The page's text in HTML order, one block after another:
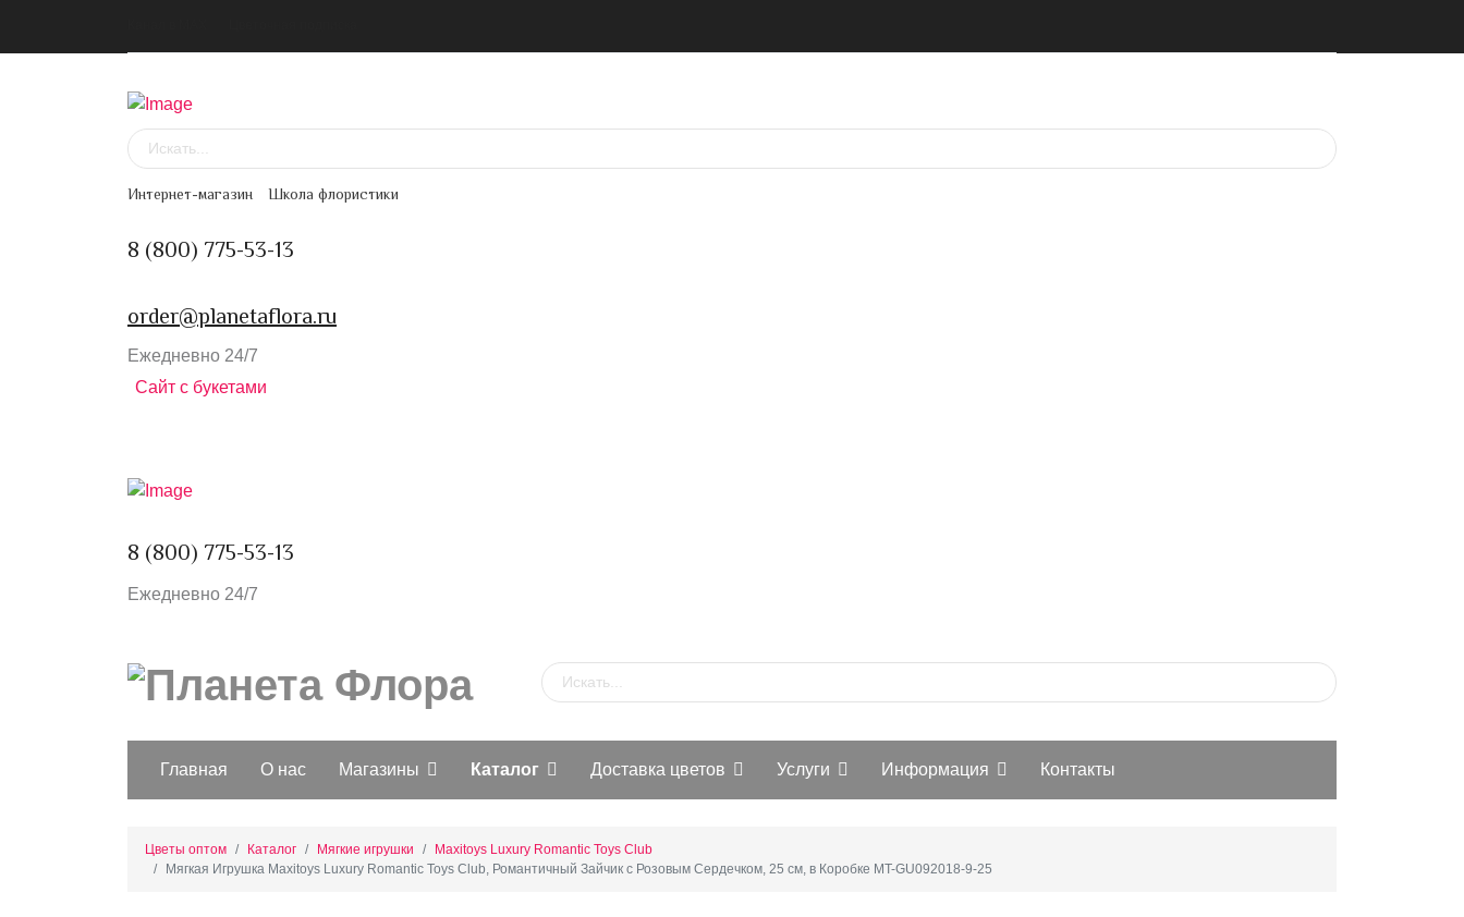
Интернет-магазин Школа флористики
8 (800) 775-53-13
order@planetaflora.ru
Ежедневно 24/7
Сайт с букетами
8 (800) 775-53-13
Ежедневно 24/7
Главная О нас Магазины Каталог Доставка цветов Услуги Информация Контакты
Цветы оптом Каталог Мягкие игрушки
Maxitoys Luxury Romantic Toys Club
Мягкая Игрушка Maxitoys Luxury Romantic Toys Club, Романтичный Зайчик с Розовым Сердечком, 25 см, в Коробке MT-GU092018-9-25